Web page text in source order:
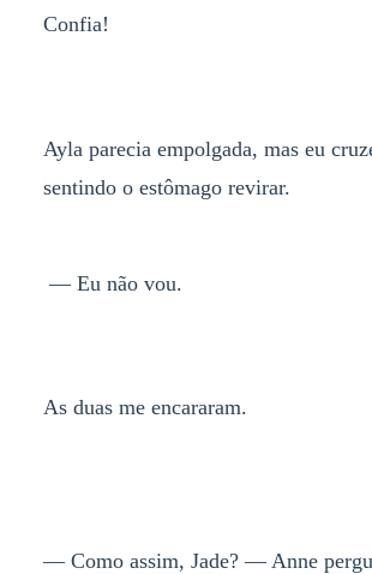
Confia!
Ayla parecia empolgada, mas eu
sentindo o estômago revirar.
— Eu não vou.
As duas me encararam.
— Como assim, Jade? — Anne